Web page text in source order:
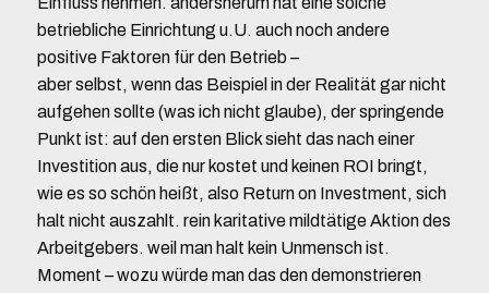
betriebliche Einrichtung u.U. auch noch andere
positive Faktoren für den Betrieb –
aber selbst, wenn das Beispiel in der Realität gar nicht
aufgehen sollte (was ich nicht glaube), der springende
Punkt ist: auf den ersten Blick sieht das nach einer
Investition aus, die nur kostet und keinen ROI bringt,
wie es so schön heißt, also Return on Investment, sich
halt nicht auszahlt. rein karitative mildtätige Aktion des
Arbeitgebers. weil man halt kein Unmensch ist.
Moment – wozu würde man das den demonstrieren